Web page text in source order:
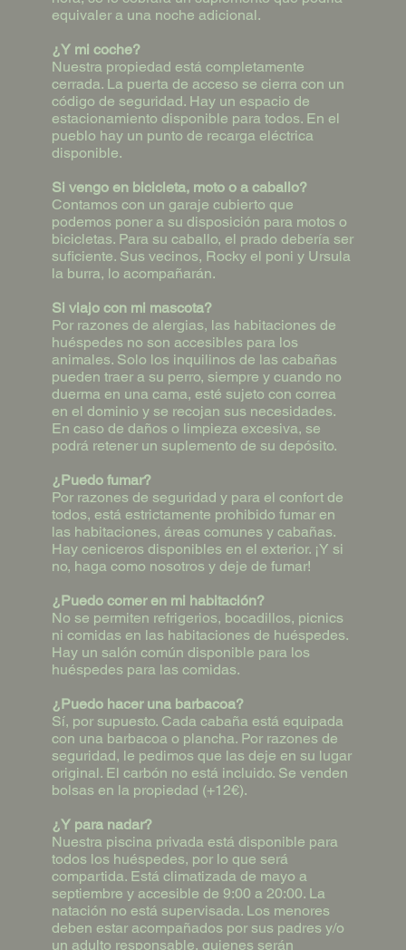
equivaler a una noche adicional.
¿Y mi coche?
Nuestra propiedad está completamente
cerrada. La puerta de acceso se cierra con un
código de seguridad. Hay un espacio de
estacionamiento disponible para todos. En el
pueblo hay un punto de recarga eléctrica
disponible.
Si vengo en bicicleta, moto o a caballo?
Contamos con un garaje cubierto que
podemos poner a su disposición para motos o
bicicletas. Para su caballo, el prado debería ser
suficiente. Sus vecinos, Rocky el poni y Ursula
la burra, lo acompañarán.
Si viajo con mi mascota?
Por razones de alergias, las habitaciones de
huéspedes no son accesibles para los
animales. Solo los inquilinos de las cabañas
pueden traer a su perro, siempre y cuando no
duerma en una cama, esté sujeto con correa
en el dominio y se recojan sus necesidades.
En caso de daños o limpieza excesiva, se
podrá retener un suplemento de su depósito.
¿Puedo fumar?
Por razones de seguridad y para el confort de
todos, está estrictamente prohibido fumar en
las habitaciones, áreas comunes y cabañas.
Hay ceniceros disponibles en el exterior. ¡Y si
no, haga como nosotros y deje de fumar!
¿Puedo comer en mi habitación?
No se permiten refrigerios, bocadillos, picnics
ni comidas en las habitaciones de huéspedes.
Hay un salón común disponible para los
huéspedes para las comidas.
¿Puedo hacer una barbacoa?
Sí, por supuesto. Cada cabaña está equipada
con una barbacoa o plancha. Por razones de
seguridad, le pedimos que las deje en su lugar
original. El carbón no está incluido. Se venden
bolsas en la propiedad (+12€).
¿Y para nadar?
Nuestra piscina privada está disponible para
todos los huéspedes, por lo que será
compartida. Está climatizada de mayo a
septiembre y accesible de 9:00 a 20:00. La
natación no está supervisada. Los menores
deben estar acompañados por sus padres y/o
un adulto responsable, quienes serán